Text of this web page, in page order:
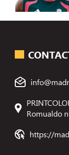
Romualdo
https://